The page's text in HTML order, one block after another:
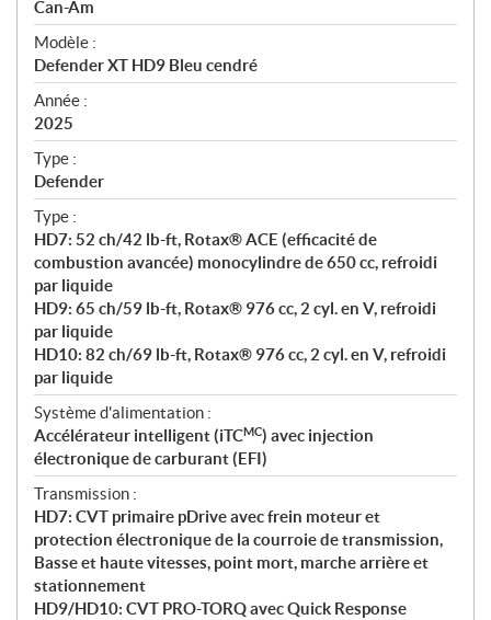
p
é
c
i
f
i
c
a
t
i
o
n
s
Can-Am
Modèle :
Defender XT HD9 Bleu cendré
Année :
2025
Type :
Defender
Type :
HD7: 52 ch/42 lb-ft, Rotax® ACE (efficacité de
combustion avancée) monocylindre de 650 cc, refroidi
par liquide
HD9: 65 ch/59 lb-ft, Rotax® 976 cc, 2 cyl. en V, refroidi
par liquide
HD10: 82 ch/69 lb-ft, Rotax® 976 cc, 2 cyl. en V, refroidi
par liquide
Système d'alimentation :
Accélérateur intelligent (iTCMC) avec injection
électronique de carburant (EFI)
Transmission :
HD7: CVT primaire pDrive avec frein moteur et
protection électronique de la courroie de transmission,
Basse et haute vitesses, point mort, marche arrière et
stationnement
HD9/HD10: CVT PRO-TORQ avec Quick Response